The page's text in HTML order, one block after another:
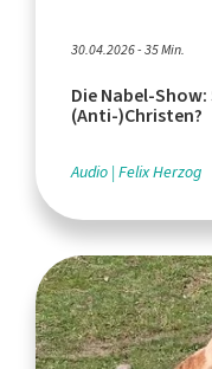
30.04.2026 - 35 Min.
Die Nabel-
(Anti-)Christen?
Audio Felix Herzog